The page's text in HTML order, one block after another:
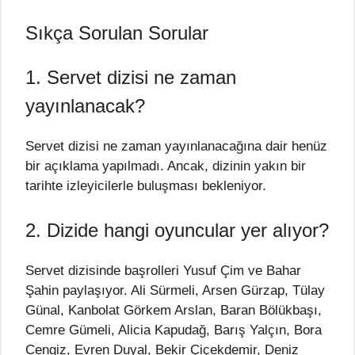
Sıkça Sorulan Sorular
1. Servet dizisi ne zaman
yayınlanacak?
Servet dizisi ne zaman yayınlanacağına dair henüz
bir açıklama yapılmadı. Ancak, dizinin yakın bir
tarihte izleyicilerle buluşması bekleniyor.
2. Dizide hangi oyuncular yer alıyor?
Servet dizisinde başrolleri Yusuf Çim ve Bahar
Şahin paylaşıyor. Ali Sürmeli, Arsen Gürzap, Tülay
Günal, Kanbolat Görkem Arslan, Baran Bölükbaşı,
Cemre Gümeli, Alicia Kapudağ, Barış Yalçın, Bora
Cengiz, Evren Duyal, Bekir Çiçekdemir, Deniz